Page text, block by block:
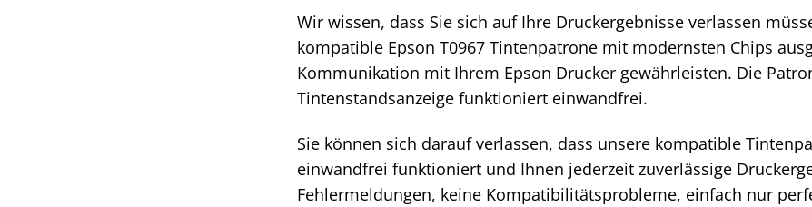
Wir wissen, dass Sie sich auf Ihre Druckergebnisse verlassen
kompatible Epson T0967 Tintenpatrone mit modernsten Chips
Kommunikation mit Ihrem Epson Drucker gewährleisten. Die
Tintenstandsanzeige funktioniert einwandfrei.
Sie können sich darauf verlassen, dass unsere kompatible
einwandfrei funktioniert und Ihnen jederzeit zuverlässige
Fehlermeldungen, keine Kompatibilitätsprobleme, einfach nur